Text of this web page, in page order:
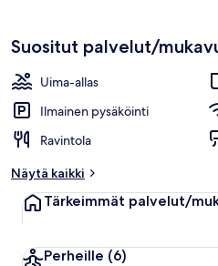
Suositut palvelut/
Uima-allas
Ilmainen pysäköinti
Ravintola
Näytä kaikki
Tärkeimmät palvelut/
Perheille (6)